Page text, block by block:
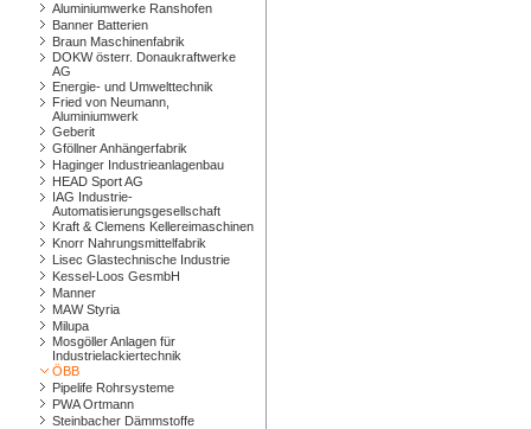
Aluminiumwerke Ranshofen
Banner Batterien
Braun Maschinenfabrik
DOKW österr. Donaukraftwerke
AG
Energie- und Umwelttechnik
Fried von Neumann,
Aluminiumwerk
Geberit
Gföllner Anhängerfabrik
Haginger Industrieanlagenbau
HEAD Sport AG
IAG Industrie-
Automatisierungsgesellschaft
Kraft & Clemens Kellereimaschinen
Knorr Nahrungsmittelfabrik
Lisec Glastechnische Industrie
Kessel-Loos GesmbH
Manner
MAW Styria
Milupa
Mosgöller Anlagen für
Industrielackiertechnik
ÖBB
Pipelife Rohrsysteme
PWA Ortmann
Steinbacher Dämmstoffe